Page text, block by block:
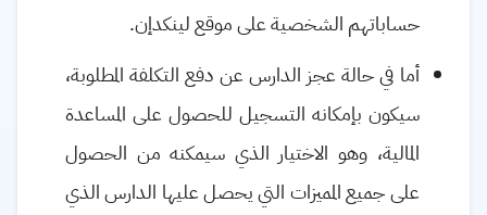
حساباتهم الشخصية على موقع لينكدإن.
أما في حالة عجز الدارس عن دفع التكلفة المطلوبة،
سيكون بإمكانه التسجيل للحصول على المساعدة
المالية، وهو الاختيار الذي سيمكنه من الحصول
على جميع المميزات التي يحصل عليها الدارس الذي